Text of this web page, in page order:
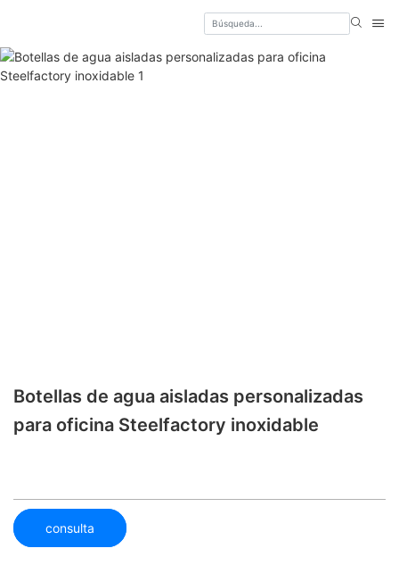
Botellas de agua aisladas personalizadas
para oficina Steelfactory inoxidable
consulta